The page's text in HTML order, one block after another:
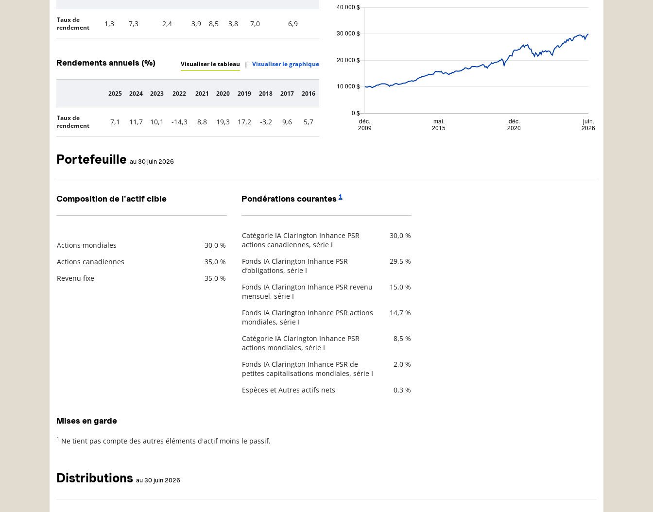
Taux de
rendement
1,3 7,3 2,4 3,9 8,5 3,8 7,0 6,9
Rendements annuels (%) Visualiser le tableau | Visualiser le graphique
Description
2025 2024 2023 2022 2021 2020 2019 2018 2017 2016
Taux de
rendement
7,1 11,7 10,1 -14,3 8,8 19,3 17,2 -3,2 9,6 5,7
Portefeuille au 30 juin 2026
Composition de l'actif cible
Actions mondiales
30,0 %
Actions canadiennes
35,0 %
Revenu fixe
35,0 %
Pondérations courantes1
DescriptionValeur liquidative
Catégorie IA Clarington Inhance PSR
actions canadiennes, série I
30,0 %
Fonds IA Clarington Inhance PSR
d’obligations, série I
29,5 %
Fonds IA Clarington Inhance PSR revenu
mensuel, série I
15,0 %
Fonds IA Clarington Inhance PSR actions
mondiales, série I
14,7 %
Catégorie IA Clarington Inhance PSR
actions mondiales, série I
8,5 %
Fonds IA Clarington Inhance PSR de
petites capitalisations mondiales, série I
2,0 %
Espèces et Autres actifs nets 0,3 %
Mises en garde
1 Ne tient pas compte des autres éléments d'actif moins le passif.
Distributions au 30 juin 2026